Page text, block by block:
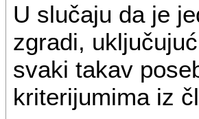
U slučaju da je
zgradi,
svaki takav
kriterijumima iz